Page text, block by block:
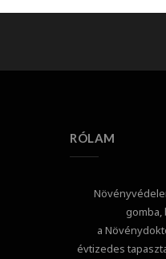
RÓLAM
gomba,
a
évtizedes